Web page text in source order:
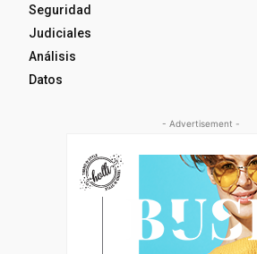
Seguridad
Judiciales
Análisis
Datos
- Advertisement -